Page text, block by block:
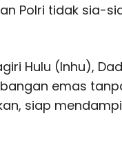
Polri tidak sia-
Hulu (Inhu),
emas
siap